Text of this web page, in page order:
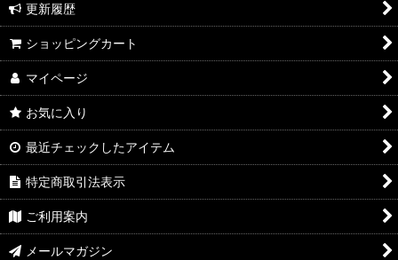
更新履歴
ショッピングカート
マイページ
お気に入り
最近チェックしたアイテム
特定商取引法表示
ご利用案内
メールマガジン